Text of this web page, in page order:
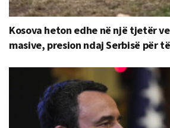
Kosova heton edhe në një tjetër
masive, presion ndaj Serbisë për